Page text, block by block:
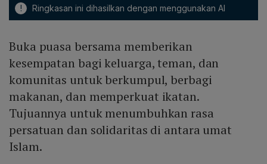
! Ringkasan ini dihasilkan dengan menggunakan AI
Buka puasa bersama memberikan
kesempatan bagi keluarga, teman, dan
komunitas untuk berkumpul, berbagi
makanan, dan memperkuat ikatan.
Tujuannya untuk menumbuhkan rasa
persatuan dan solidaritas di antara umat
Islam.